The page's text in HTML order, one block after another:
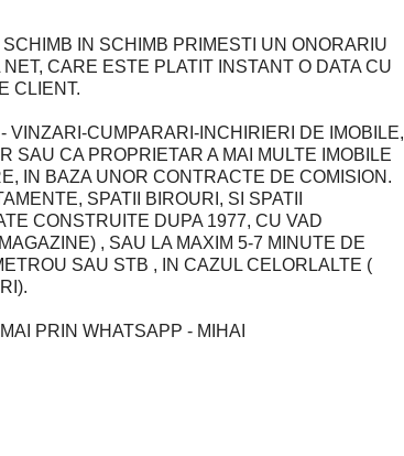
IN SCHIMB PRIMESTI UN ONORARIU
CARE ESTE PLATIT INSTANT O DATA CU
CLIENT.
VINZARI-CUMPARARI-INCHIRIERI DE IMOBILE,
SAU CA PROPRIETAR A MAI MULTE IMOBILE
IN BAZA UNOR CONTRACTE DE COMISION.
SPATII BIROURI, SI SPATII
CONSTRUITE DUPA 1977, CU VAD
, SAU LA MAXIM 5-7 MINUTE DE
SAU STB , IN CAZUL CELORLALTE (
PRIN WHATSAPP - MIHAI